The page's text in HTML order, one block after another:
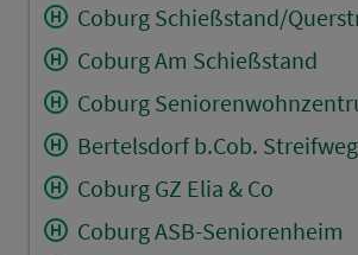
Coburg Schießstand/
Coburg Am Schießstand
Coburg
Bertelsdorf b.Cob. Streifweg
Coburg GZ Elia & Co
Coburg ASB-Seniorenheim